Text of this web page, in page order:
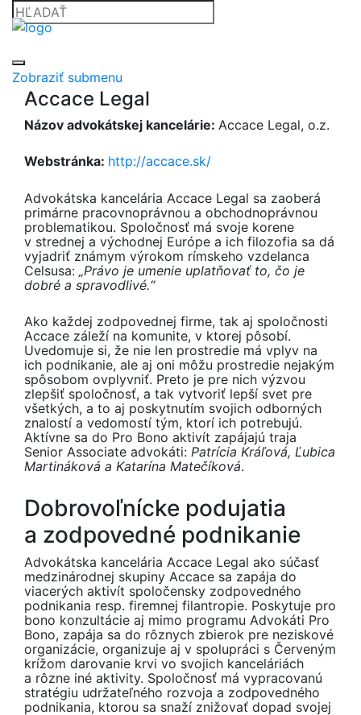
Zobraziť submenu
Accace Legal
Názov advokátskej kancelárie: Accace Legal, o.z.
Webstránka: http://accace.sk/
Advokátska kancelária Accace Legal sa zaoberá
primárne pracovnoprávnou a obchodnoprávnou
problematikou. Spoločnosť má svoje korene
v strednej a východnej Európe a ich filozofia sa dá
vyjadriť známym výrokom rímskeho vzdelanca
Celsusa: „Právo je umenie uplatňovať to, čo je
dobré a spravodlivé.“
Ako každej zodpovednej firme, tak aj spoločnosti
Accace záleží na komunite, v ktorej pôsobí.
Uvedomuje si, že nie len prostredie má vplyv na
ich podnikanie, ale aj oni môžu prostredie nejakým
spôsobom ovplyvniť. Preto je pre nich výzvou
zlepšiť spoločnosť, a tak vytvoriť lepší svet pre
všetkých, a to aj poskytnutím svojich odborných
znalostí a vedomostí tým, ktorí ich potrebujú.
Aktívne sa do Pro Bono aktivít zapájajú traja
Senior Associate advokáti: Patrícia Kráľová, Ľubica
Martináková a Katarína Matečíková.
Dobrovoľnícke podujatia
a zodpovedné podnikanie
Advokátska kancelária Accace Legal ako súčasť
medzinárodnej skupiny Accace sa zapája do
viacerých aktivít spoločensky zodpovedného
podnikania resp. firemnej filantropie. Poskytuje pro
bono konzultácie aj mimo programu Advokáti Pro
Bono, zapája sa do rôznych zbierok pre neziskové
organizácie, organizuje aj v spolupráci s Červeným
krížom darovanie krvi vo svojich kanceláriách
a rôzne iné aktivity. Spoločnosť má vypracovanú
stratégiu udržateľného rozvoja a zodpovedného
podnikania, ktorou sa snaží znižovať dopad svojej